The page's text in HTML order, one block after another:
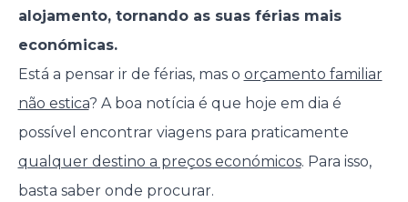
alojamento, tornando as suas férias mais
económicas.
Está a pensar ir de férias, mas o orçamento familiar
não estica? A boa notícia é que hoje em dia é
possível encontrar viagens para praticamente
qualquer destino a preços económicos. Para isso,
basta saber onde procurar.